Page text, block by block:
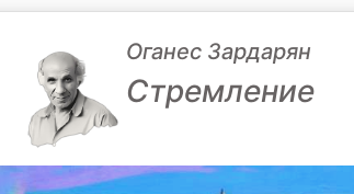
Оганес Зардарян
Стремление